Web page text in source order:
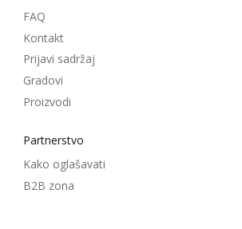
FAQ
Kontakt
Prijavi sadržaj
Gradovi
Proizvodi
Partnerstvo
Kako oglašavati
B2B zona